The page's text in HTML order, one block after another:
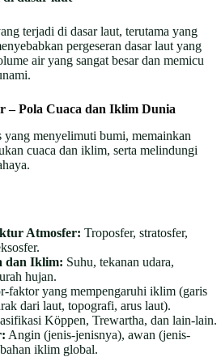
terjadi di dasar laut, terutama yang
pergeseran dasar laut yang
air yang sangat besar dan memicu
– Pola Cuaca dan Iklim Dunia
yang menyelimuti bumi, memainkan
cuaca dan iklim, serta melindungi
Atmosfer: Troposfer, stratosfer,
dan Iklim: Suhu, tekanan udara,
hujan.
faktor yang mempengaruhi iklim (garis
dari laut, topografi, arus laut).
Köppen, Trewartha, dan lain-lain.
Angin (jenis-jenisnya), awan (jenis-
iklim global.